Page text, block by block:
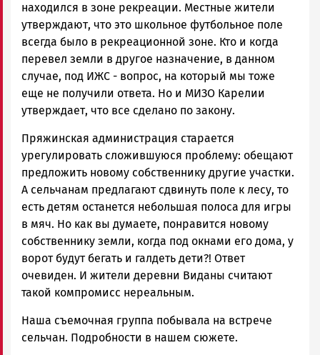
находился в зоне рекреации. Местные жители
утверждают, что это школьное футбольное поле
всегда было в рекреационной зоне. Кто и когда
перевел земли в другое назначение, в данном
случае, под ИЖС - вопрос, на который мы тоже
еще не получили ответа. Но и МИЗО Карелии
утверждает, что все сделано по закону.
Пряжинская администрация старается
урегулировать сложившуюся проблему: обещают
предложить новому собственнику другие участки.
А сельчанам предлагают сдвинуть поле к лесу, то
есть детям останется небольшая полоса для игры
в мяч. Но как вы думаете, понравится новому
собственнику земли, когда под окнами его дома, у
ворот будут бегать и галдеть дети?! Ответ
очевиден. И жители деревни Виданы считают
такой компромисс нереальным.
Наша съемочная группа побывала на встрече
сельчан. Подробности в нашем сюжете.